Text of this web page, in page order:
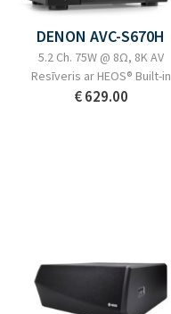
DENON AVC-S670H
5.2 Ch. 75W @ 8Ω, 8K AV
Resīveris ar HEOS® Built-in
€ 629.00